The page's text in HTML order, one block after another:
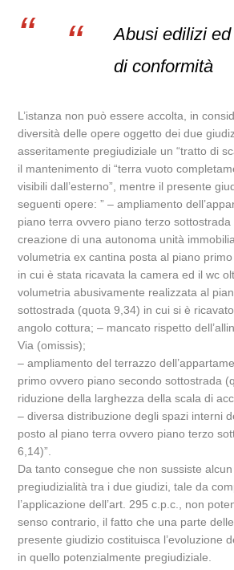
Abusi edilizi
di conformità
L’istanza non può essere accolta, in
diversità delle opere oggetto dei due
asseritamente pregiudiziale un “tratto di
il mantenimento di “terra vuoto
visibili dall’esterno”, mentre il presente
seguenti opere: ” – ampliamento
piano terra ovvero piano terzo
creazione di una autonoma unità
volumetria ex cantina posta al piano
in cui è stata ricavata la camera ed il wc
volumetria abusivamente realizzata al
sottostrada (quota 9,34) in cui si è
angolo cottura; – mancato rispetto
Via (omissis);
– ampliamento del terrazzo
primo ovvero piano secondo sottostrada
riduzione della larghezza della scala di
– diversa distribuzione degli spazi interni
posto al piano terra ovvero piano terzo
6,14)”.
Da tanto consegue che non sussiste
pregiudizialità tra i due giudizi, tale da
l’applicazione dell’art. 295 c.p.c., non
senso contrario, il fatto che una parte
presente giudizio costituisca l’evoluzione
in quello potenzialmente pregiudiziale.